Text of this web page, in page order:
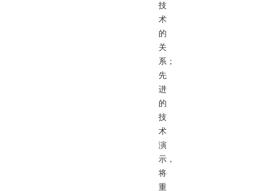
技
术
的
关
系；
先
进
的
技
术
演
示，
将
重